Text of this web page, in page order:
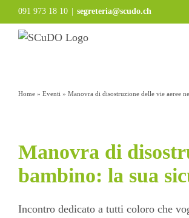
Salta
al
contenuto
091 973 18 10 segreteria@scudo.ch
Home » Eventi » Manovra di disostruzione delle vie aeree
Manovra di
bambino: la sua
Incontro dedicato a tutti coloro che